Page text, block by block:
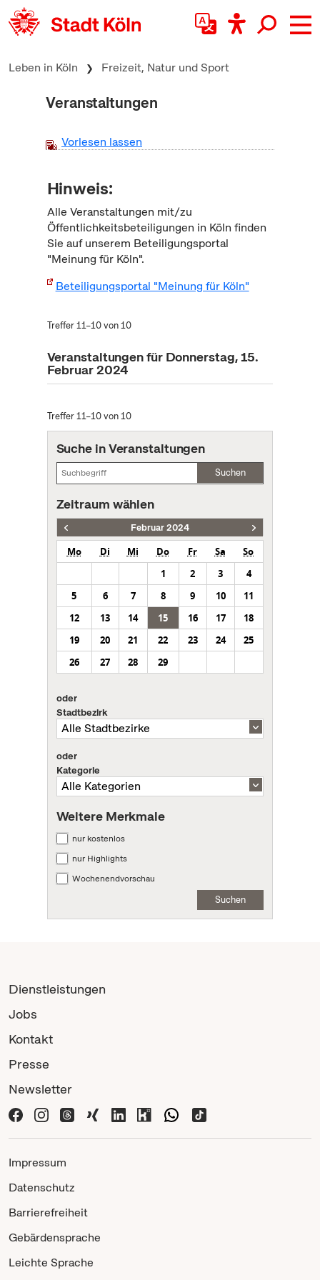
zum Inhalt springen
Leben in Köln Freizeit, Natur und Sport
Veranstaltungen
Vorlesen lassen
Hinweis:
Alle Veranstaltungen mit/zu
Öffentlichkeitsbeteiligungen in Köln finden
Sie auf unserem Beteiligungsportal
"Meinung für Köln".
Beteiligungsportal "Meinung für Köln"
Treffer 11–10 von 10
Veranstaltungen für Donnerstag, 15.
Februar 2024
Treffer 11–10 von 10
Suche in Veranstaltungen
Suchen
Zeitraum wählen
Februar 2024
Mo Di Mi Do Fr Sa
So
1
2 3
4
5
6 7 8 9 10
11
12
13 14 15 16 17
18
19
20 21 22 23 24
25
26
27 28 29
oder
Stadtbezirk
oder
Kategorie
Weitere Merkmale
nur kostenlos
nur Highlights
Wochenendvorschau
Suchen
Dienstleistungen
Jobs
Kontakt
Presse
Newsletter
Impressum
Datenschutz
Barrierefreiheit
Gebärdensprache
Leichte Sprache